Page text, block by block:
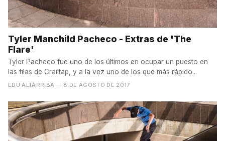
Tyler Manchild Pacheco - Extras de 'The
Flare'
Tyler Pacheco fue uno de los últimos en ocupar un puesto en
las filas de Crailtap, y a la vez uno de los que más rápido...
EDU ALTARRIBA — 8 DE AGOSTO DE 2017